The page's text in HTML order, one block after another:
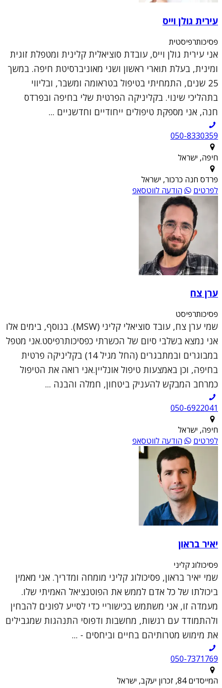
עירית גולן וייס
פסיכותרפיסטית
אני עירית גולן וייס, עובדת סוציאלית קלינית ומטפלת זוגית
ומינית, בעלת תוארי ראשון ושני מאוניברסיטת חיפה. במשך
25 שנים, התמחיתי בטיפול בטראומה ומשבר, ובליווי
בתהליכי שינוי. בקליניקה הפרטית שלי בחיפה ובפרדס
חנה, אני מספקת טיפולים ייחודיים וחדשניים ...
050-8330359
חיפה, ישראל
פרדס חנה כרכור, ישראל
לפרטים
הודעה לווטסאפ
ערן צח
פסיכותרפיסט
שמי ערן צח, עובד סוציאלי קליני (MSW). בנוסף, בימים אלו
אני נמצא בשלבי סיום של הכשרתי כפסיכותרפיסט.אני מטפל
במבוגרים ובמתבגרים (החל מגיל 14) בקליניקה פרטית
בחיפה, וכן באמצעות טיפול אונליין.אני רואה את הטיפול
כמרחב המבקש להעניק ביטחון, חמלה והבנה ...
050-6922041
חיפה, ישראל
לפרטים
הודעה לווטסאפ
יאיר בראון
פסיכולוג קליני
שמי יאיר בראון, פסיכולוג קליני מומחה ומדריך. אני מאמין
ביכולתו של כל אדם לממש את הפוטנציאל האמיתי שלו.
מעמדה זו, אני משתמש בכישוריי כדי לסייע לפונים להבחין
ולהתמודד עם רגשות, מחשבות ודפוסי התנהגות שמגבילים
את מימוש מטרותיהם בחיים וביחסים - ...
050-7371769
המייסדים 84, זכרון יעקב, ישראל